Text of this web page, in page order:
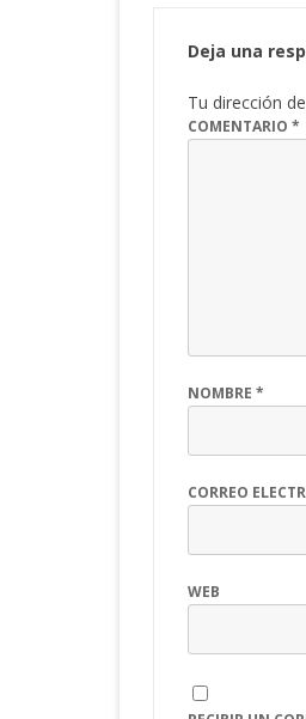
Deja una
Tu dirección
COMENTARIO *
NOMBRE *
CORREO
WEB